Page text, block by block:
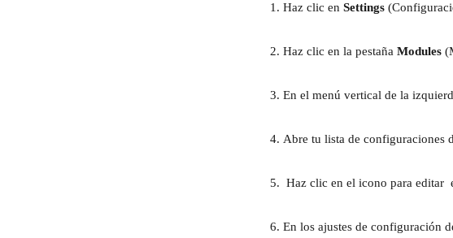
Haz clic en Settings
Haz clic en la pestaña Modules
En el menú vertical de la
Abre tu lista de configuraciones
Haz clic en el icono para editar
En los ajustes de configuración